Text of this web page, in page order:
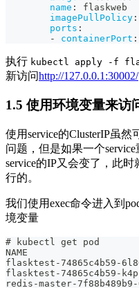
name :
flaskweb
imagePullPolicy :
ports :
-
containerPort :
执行 kubectl apply -f
新访问http://127.0.0.1:30002/
1.5 使用环境变量来访
使用service的ClusterIP虽
问题，但是如果一个
service的IP又会变了，此
行的。
我们使用exec命令进入到
境变量
# kubectl get pod
NAME
flasktest-
flasktest-
redis-master-